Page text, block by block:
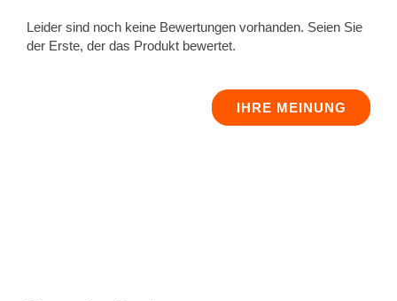
Leider sind noch keine Bewertungen vorhanden. Seien Sie
der Erste, der das Produkt bewertet.
IHRE MEINUNG